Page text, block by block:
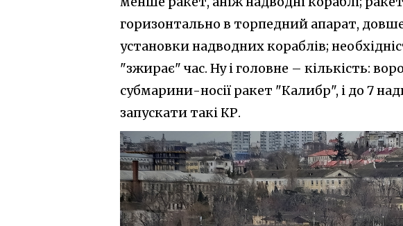
горизонтально в торпедний апарат,
установки надводних кораблів;
"зжирає" час. Ну і головне – кількість:
субмарини-носії ракет "Калибр", і до 7
запускати такі КР.